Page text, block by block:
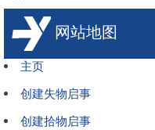
网站地图
主页
创建失物启事
创建拾物启事